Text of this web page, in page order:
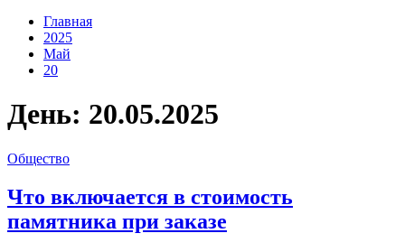
Главная
2025
Май
20
День: 20.05.2025
Общество
Что включается в стоимость
памятника при заказе